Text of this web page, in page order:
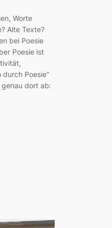
Worte
Alte Texte?
bei Poesie
Poesie ist
Poesie“
dort ab: